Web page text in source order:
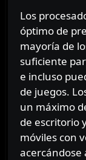
Los
óptimo de
mayoría de
suficiente
e incluso
de juegos.
un máximo
de escritorio
móviles con
acercándose